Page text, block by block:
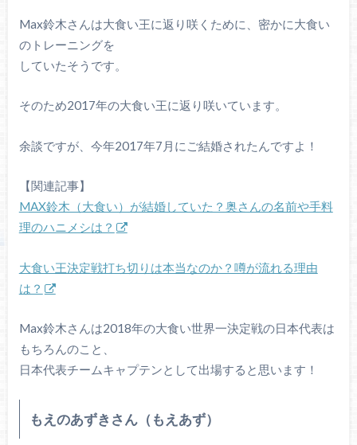
Max鈴木さんは大食い王に返り咲くために、密かに大食い
のトレーニングを
していたそうです。
そのため2017年の大食い王に返り咲いています。
余談ですが、今年2017年7月にご結婚されたんですよ！
【関連記事】
MAX鈴木（大食い）が結婚していた？奥さんの名前や手料
理のハニメシは？
大食い王決定戦打ち切りは本当なのか？噂が流れる理由
は？
Max鈴木さんは2018年の大食い世界一決定戦の日本代表は
もちろんのこと、
日本代表チームキャプテンとして出場すると思います！
もえのあずきさん（もえあず）